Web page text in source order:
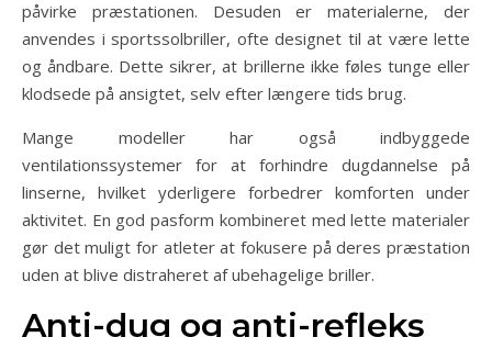
påvirke præstationen. Desuden er materialerne, der
anvendes i sportssolbriller, ofte designet til at være lette
og åndbare. Dette sikrer, at brillerne ikke føles tunge eller
klodsede på ansigtet, selv efter længere tids brug.
Mange modeller har også indbyggede
ventilationssystemer for at forhindre dugdannelse på
linserne, hvilket yderligere forbedrer komforten under
aktivitet. En god pasform kombineret med lette materialer
gør det muligt for atleter at fokusere på deres præstation
uden at blive distraheret af ubehagelige briller.
Anti-dug og anti-refleks